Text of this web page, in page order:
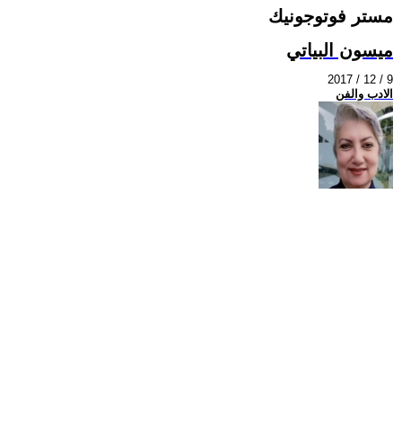
مستر فوتوجونيك
ميسون البياتي
2017 / 12 / 9
الادب والفن